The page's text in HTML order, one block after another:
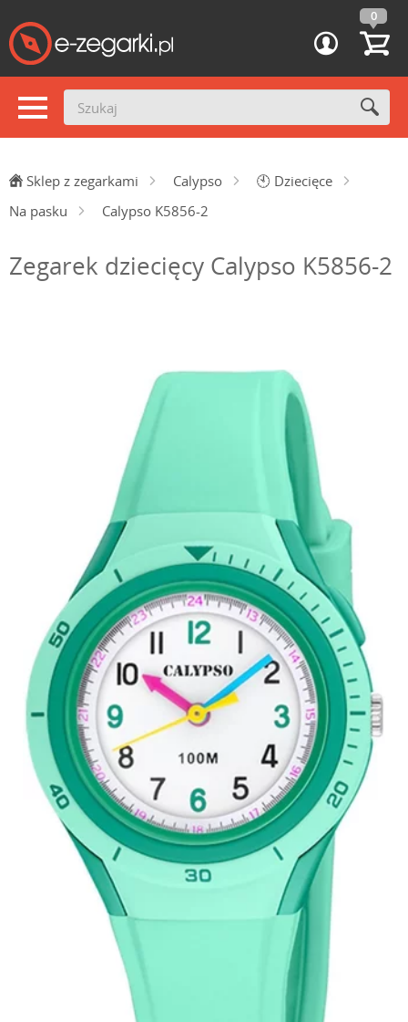
0
Sklep z zegarkami Calypso 🕙 Dziecięce
Na pasku
Calypso K5856-2
Zegarek dziecięcy Calypso K5856-2